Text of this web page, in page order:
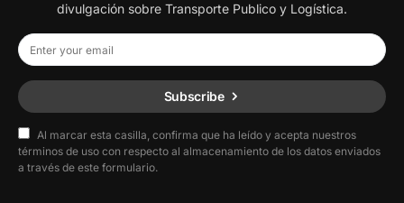
divulgación sobre Transporte Publico y Logística.
Subscribe
Al marcar esta casilla, confirma que ha leído y acepta nuestros
términos de uso con respecto al almacenamiento de los datos enviados
a través de este formulario.